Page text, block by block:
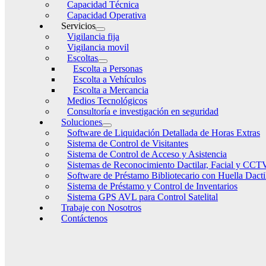
Capacidad Técnica
Capacidad Operativa
Servicios
Vigilancia fija
Vigilancia movil
Escoltas
Escolta a Personas
Escolta a Vehículos
Escolta a Mercancia
Medios Tecnológicos
Consultoría e investigación en seguridad
Soluciones
Software de Liquidación Detallada de Horas Extras
Sistema de Control de Visitantes
Sistema de Control de Acceso y Asistencia
Sistemas de Reconocimiento Dactilar, Facial y
Software de Préstamo Bibliotecario con Huella
Sistema de Préstamo y Control de Inventarios
Sistema GPS AVL para Control Satelital
Trabaje con Nosotros
Contáctenos